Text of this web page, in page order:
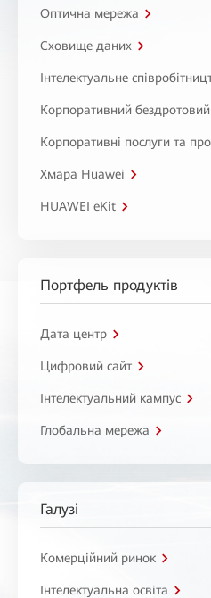
Оптична мережа
Сховище даних
Інтелектуальне
Корпоративний бездротовий
Корпоративні послуги та
Хмара Huawei
HUAWEI eKit
Портфель продуктів
Дата центр
Цифровий сайт
Інтелектуальний кампус
Глобальна мережа
Галузі
Комерційний ринок
Інтелектуальна освіта